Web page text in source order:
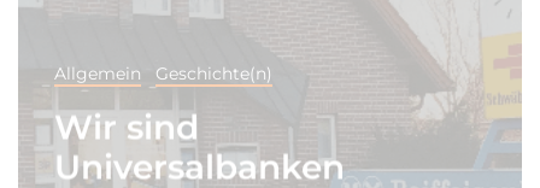
Allgemein Geschichte(n)
Wir sind
Universalbanken